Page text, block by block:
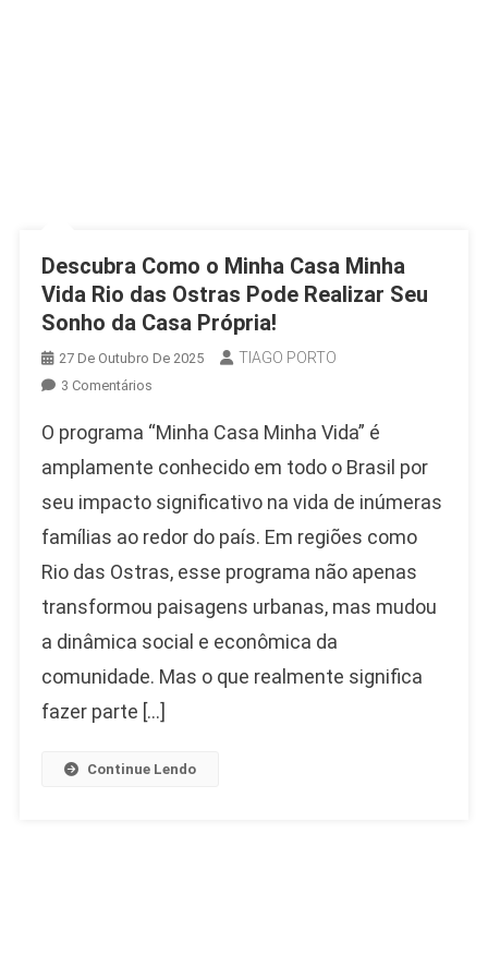
Descubra Como o Minha Casa Minha
Vida Rio das Ostras Pode Realizar Seu
Sonho da Casa Própria!
27 De Outubro De 2025 TIAGO PORTO
3 ComentáriosEm
Como
Casa
Minha
Rio
Das
Ostras
Realizar
Seu
O programa “Minha Casa Minha Vida” é
amplamente conhecido em todo o Brasil por
seu impacto significativo na vida de inúmeras
famílias ao redor do país. Em regiões como
Rio das Ostras, esse programa não apenas
transformou paisagens urbanas, mas mudou
a dinâmica social e econômica da
comunidade. Mas o que realmente significa
fazer parte […]
Continue Lendo